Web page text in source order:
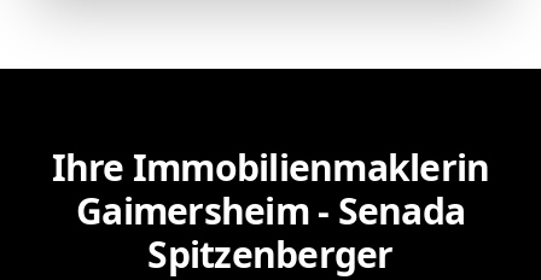
Ihre Immobilienmaklerin
Gaimersheim - Senada
Spitzenberger